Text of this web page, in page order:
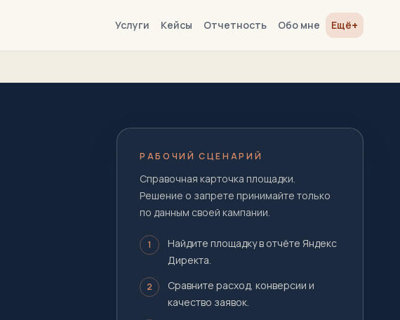
Услуги Кейсы Отчетность Обо мне Ещё+
РАБОЧИЙ СЦЕНАРИЙ
Справочная карточка площадки.
Решение о запрете принимайте только
по данным своей кампании.
1
Найдите площадку в отчёте Яндекс
Директа.
2
Сравните расход, конверсии и
качество заявок.